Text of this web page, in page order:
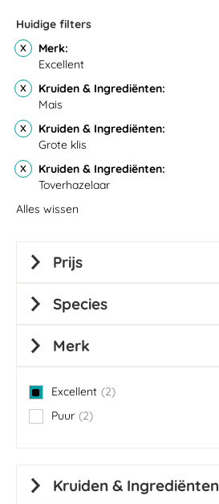
Huidige filters
Merk
Excellent
Kruiden & Ingrediënten
Mais
Kruiden & Ingrediënten
Grote klis
Kruiden & Ingrediënten
Toverhazelaar
Alles wissen
Prijs
Species
Merk
Excellent 2
items
Puur
2
items
Kruiden & Ingrediënten